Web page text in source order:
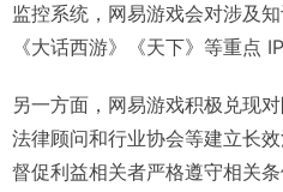
监控系统，网易游戏会对涉及
《大话西游》《天下》等重点
另一方面，网易游戏积极兑现
法律顾问和行业协会等建立长
督促利益相关者严格遵守相关